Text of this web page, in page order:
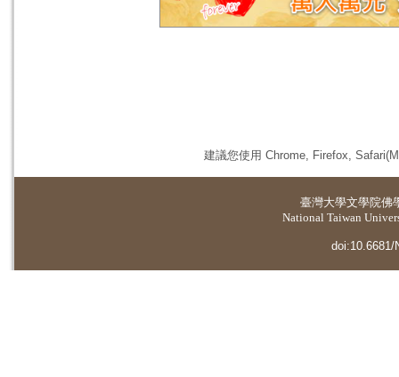
建議您使用 Chrome, Firefox,
臺灣大學文學院佛
National Taiwan
doi:10.6681/